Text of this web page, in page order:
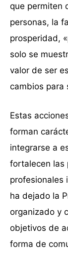
que permiten
personas, la
prosperidad,
solo se
valor de ser
cambios para
Estas
forman
integrarse a
fortalecen las
profesionales
ha dejado la
organizado y
objetivos de
forma de